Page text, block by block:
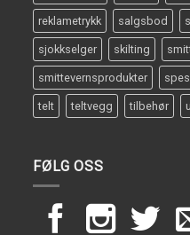
reklametrykk salgsbod
sjokkselger skilting
smittevernsprodukter
telt teltvegg tilbehør
FØLG OSS